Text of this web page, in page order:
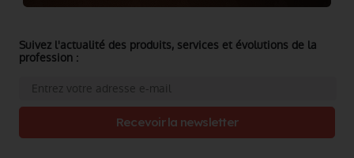
Suivez l'actualité des produits, services et évolutions de la
profession :
Recevoir la newsletter